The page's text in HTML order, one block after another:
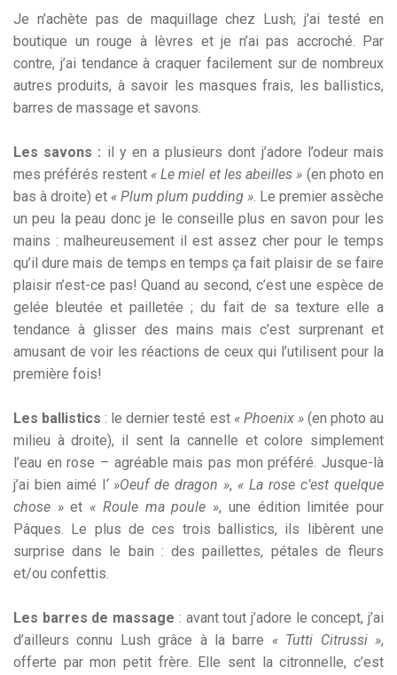
Je n’achète pas de maquillage chez Lush; j’ai testé en
boutique un rouge à lèvres et je n’ai pas accroché. Par
contre, j’ai tendance à craquer facilement sur de nombreux
autres produits, à savoir les masques frais, les ballistics,
barres de massage et savons.
Les savons : il y en a plusieurs dont j’adore l’odeur mais
mes préférés restent « Le miel et les abeilles » (en photo en
bas à droite) et « Plum plum pudding ». Le premier assèche
un peu la peau donc je le conseille plus en savon pour les
mains : malheureusement il est assez cher pour le temps
qu’il dure mais de temps en temps ça fait plaisir de se faire
plaisir n’est-ce pas! Quand au second, c’est une espèce de
gelée bleutée et pailletée ; du fait de sa texture elle a
tendance à glisser des mains mais c’est surprenant et
amusant de voir les réactions de ceux qui l’utilisent pour la
première fois!
Les ballistics : le dernier testé est « Phoenix »(en photo au
milieu à droite), il sent la cannelle et colore simplement
l’eau en rose – agréable mais pas mon préféré. Jusque-là
j’ai bien aimé l ‘ »Oeuf de dragon », « La rose c’est quelque
chose »et « Roule ma poule », une édition limitée pour
Pâques. Le plus de ces trois ballistics, ils libèrent une
surprise dans le bain : des paillettes, pétales de fleurs
et/ou confettis.
Les barres de massage : avant tout j’adore le concept, j’ai
d’ailleurs connu Lush grâce à la barre « Tutti Citrussi »,
offerte par mon petit frère. Elle sent la citronnelle, c’est